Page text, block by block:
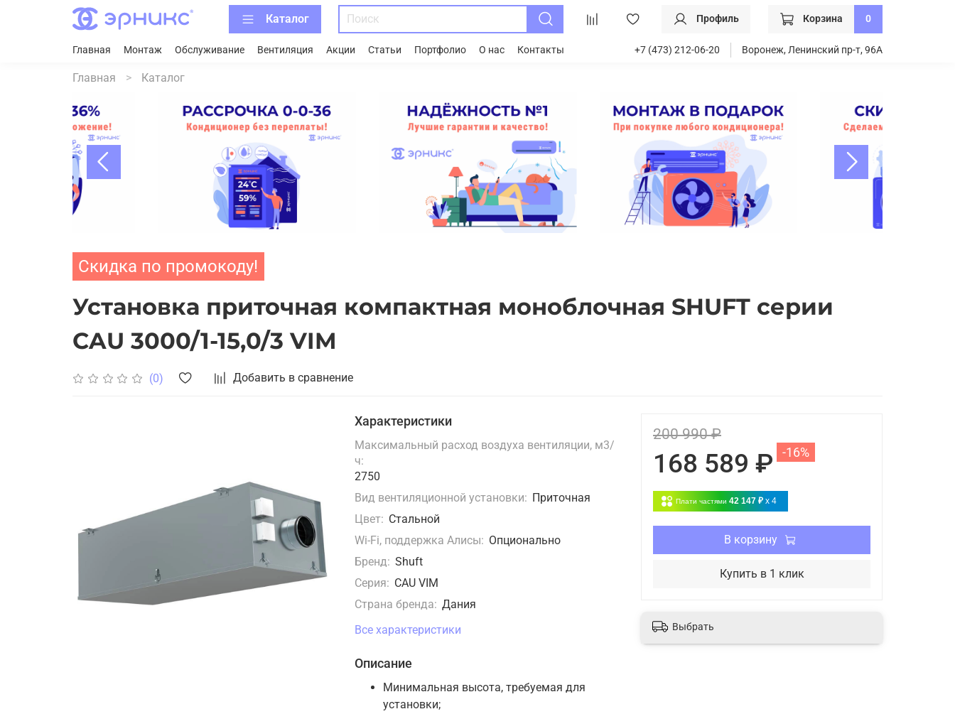
Каталог Профиль Корзина 0
Главная Монтаж Обслуживание Вентиляция Акции Статьи Портфолио О нас Контакты +7 (473) 212-06-20 Воронеж, Ленинский пр-т, 96А
Главная Каталог
Скидка по промокоду!
Установка приточная компактная моноблочная SHUFT серии
CAU 3000/1-15,0/3 VIM
(0) Добавить в сравнение
Характеристики
Максимальный расход воздуха вентиляции, м3/
ч:
2750
Вид вентиляционной установки: Приточная
Цвет: Стальной
Wi-Fi, поддержка Алисы: Опционально
Бренд: Shuft
Серия: CAU VIM
Страна бренда: Дания
Все характеристики
Описание
Минимальная высота, требуемая для
установки;
200 990 ₽
168 589 ₽ -16%
Плати частями 42 147 ₽ x 4
В корзину
Купить в 1 клик
Выбрать